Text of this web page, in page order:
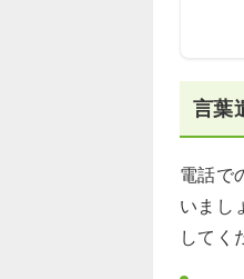
言葉
電話で
いまし
してく